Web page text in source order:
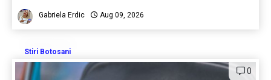
Gabriela Erdic Aug 09, 2026
Stiri Botosani
0